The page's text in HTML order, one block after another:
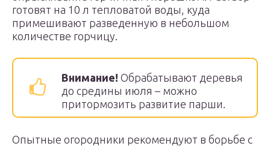
готовят на 10 л тепловатой воды, куда
примешивают разведенную в небольшом
количестве горчицу.
Внимание! Обрабатывают деревья
до средины июля – можно
притормозить развитие парши.
Опытные огородники рекомендуют в борьбе с